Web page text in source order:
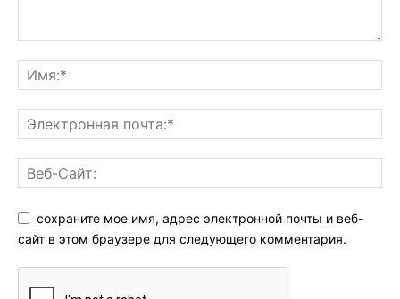
сохраните мое имя, адрес электронной почты и веб-
сайт в этом браузере для следующего комментария.